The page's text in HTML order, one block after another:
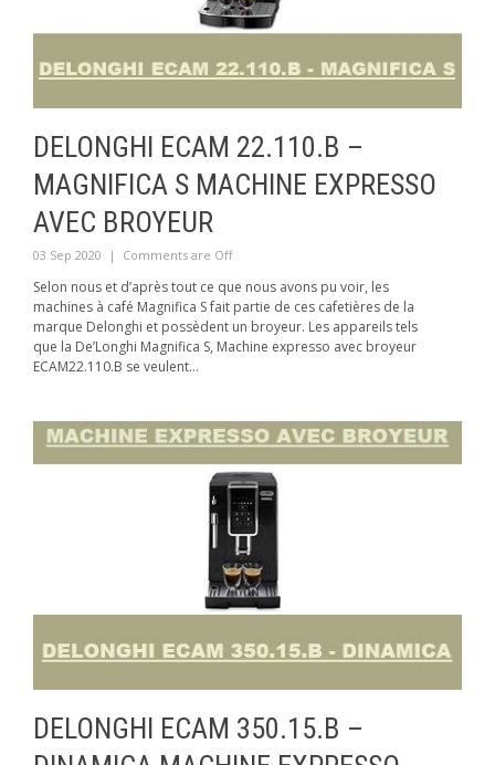
DELONGHI ECAM 22.110.B –
MAGNIFICA S MACHINE EXPRESSO
AVEC BROYEUR
03 Sep 2020 | Comments are Off
Selon nous et d’après tout ce que nous avons pu voir, les
machines à café Magnifica S fait partie de ces cafetières de la
marque Delonghi et possèdent un broyeur. Les appareils tels
que la De’Longhi Magnifica S, Machine expresso avec broyeur
ECAM22.110.B se veulent...
DELONGHI ECAM 350.15.B –